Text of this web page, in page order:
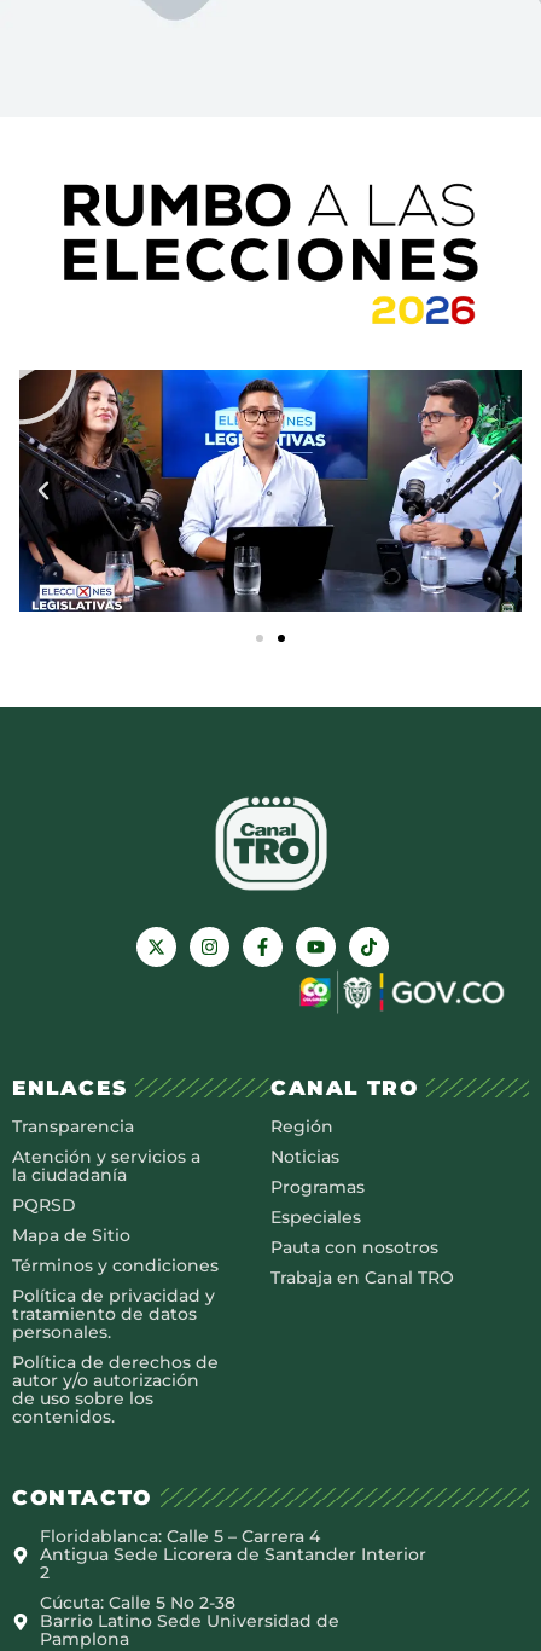
ENLACES
Transparencia
Atención y servicios a
la ciudadanía
PQRSD
Mapa de Sitio
Términos y condiciones
Política de privacidad y
tratamiento de datos
personales.
Política de derechos de
autor y/o autorización
de uso sobre los
contenidos.
CANAL TRO
Región
Noticias
Programas
Especiales
Pauta con nosotros
Trabaja en Canal TRO
CONTACTO
Floridablanca: Calle 5 – Carrera 4
Antigua Sede Licorera de Santander Interior
2
Cúcuta: Calle 5 No 2-38
Barrio Latino Sede Universidad de
Pamplona